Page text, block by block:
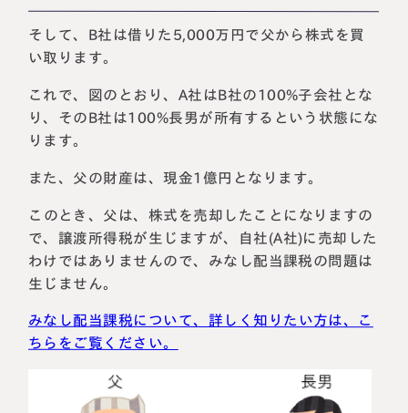
そして、B社は借りた5,000万円で父から株式を買
い取ります。
これで、図のとおり、A社はB社の100%子会社とな
り、そのB社は100%長男が所有するという状態にな
ります。
また、父の財産は、現金1億円となります。
このとき、父は、株式を売却したことになりますの
で、譲渡所得税が生じますが、自社(A社)に売却した
わけではありませんので、みなし配当課税の問題は
生じません。
みなし配当課税について、詳しく知りたい方は、こ
ちらをご覧ください。